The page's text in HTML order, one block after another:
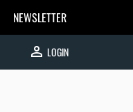
NEWSLETTER
person LOGIN